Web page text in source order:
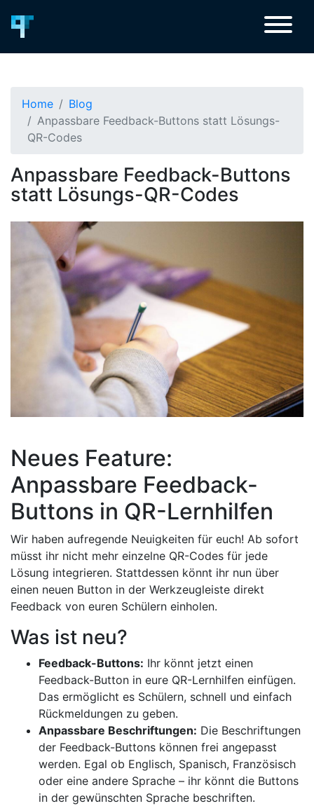
Home
Blog
Anpassbare Feedback-Buttons statt Lösungs-
QR-Codes
Anpassbare Feedback-Buttons
statt Lösungs-QR-Codes
Neues Feature:
Anpassbare Feedback-
Buttons in QR-Lernhilfen
Wir haben aufregende Neuigkeiten für euch! Ab sofort
müsst ihr nicht mehr einzelne QR-Codes für jede
Lösung integrieren. Stattdessen könnt ihr nun über
einen neuen Button in der Werkzeugleiste direkt
Feedback von euren Schülern einholen.
Was ist neu?
Feedback-Buttons: Ihr könnt jetzt einen
Feedback-Button in eure QR-Lernhilfen einfügen.
Das ermöglicht es Schülern, schnell und einfach
Rückmeldungen zu geben.
Anpassbare Beschriftungen: Die Beschriftungen
der Feedback-Buttons können frei angepasst
werden. Egal ob Englisch, Spanisch, Französisch
oder eine andere Sprache – ihr könnt die Buttons
in der gewünschten Sprache beschriften.